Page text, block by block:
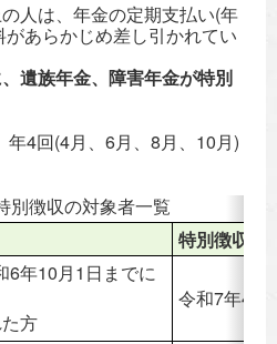
人は、年金の定期支払い(年
あらかじめ差し引かれてい
遺族年金、障害年金が特別
4回(4月、6月、8月、10月)
別徴収の対象者一覧
特別徴収開
6年10月1日までに
方
令和7年4月